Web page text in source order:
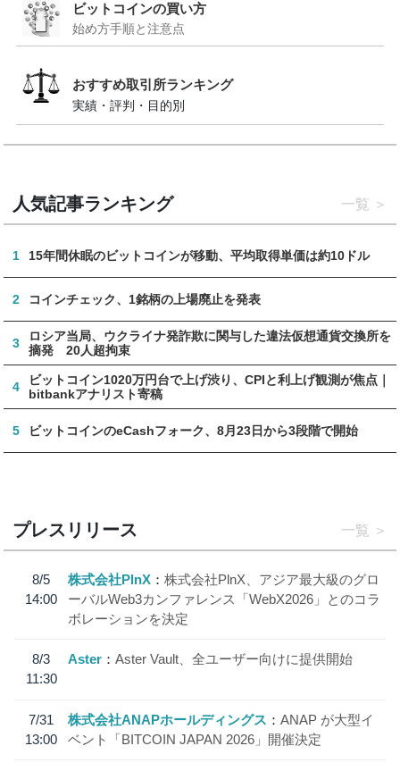
ビットコインの買い方
始め方手順と注意点
おすすめ取引所ランキング
実績・評判・目的別
人気記事ランキング 一覧
1 15年間休眠のビットコインが移動、平均取得単価は約10ドル
2 コインチェック、1銘柄の上場廃止を発表
3
ロシア当局、ウクライナ発詐欺に関与した違法仮想通貨交換所を
摘発 20人超拘束
4
ビットコイン1020万円台で上げ渋り、CPIと利上げ観測が焦点｜
bitbankアナリスト寄稿
5 ビットコインのeCashフォーク、8月23日から3段階で開始
プレスリリース 一覧
8/5
14:00
株式会社PlnX
株式会社PlnX、アジア最大級のグロ
ーバルWeb3カンファレンス「WebX2026」とのコラ
ボレーションを決定
8/3
11:30
Aster Aster Vault、全ユーザー向けに提供開始
7/31
13:00
株式会社ANAPホールディングス
ANAP が大型イ
ベント「BITCOIN JAPAN 2026」開催決定